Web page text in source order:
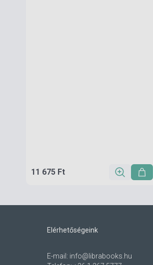
11 675 Ft
Elérhetőségeink
E-mail: info@librabooks.hu